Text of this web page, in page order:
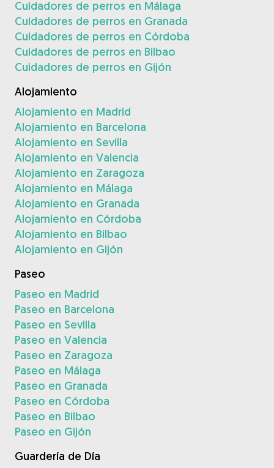
Cuidadores de perros en Málaga
Cuidadores de perros en Granada
Cuidadores de perros en Córdoba
Cuidadores de perros en Bilbao
Cuidadores de perros en Gijón
Alojamiento
Alojamiento en Madrid
Alojamiento en Barcelona
Alojamiento en Sevilla
Alojamiento en Valencia
Alojamiento en Zaragoza
Alojamiento en Málaga
Alojamiento en Granada
Alojamiento en Córdoba
Alojamiento en Bilbao
Alojamiento en Gijón
Paseo
Paseo en Madrid
Paseo en Barcelona
Paseo en Sevilla
Paseo en Valencia
Paseo en Zaragoza
Paseo en Málaga
Paseo en Granada
Paseo en Córdoba
Paseo en Bilbao
Paseo en Gijón
Guardería de Día